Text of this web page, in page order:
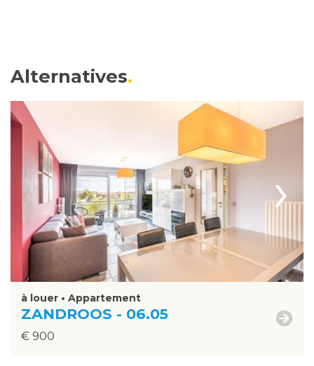
Alternatives
›
à louer • Appartement
ZANDROOS - 06.05
€ 900